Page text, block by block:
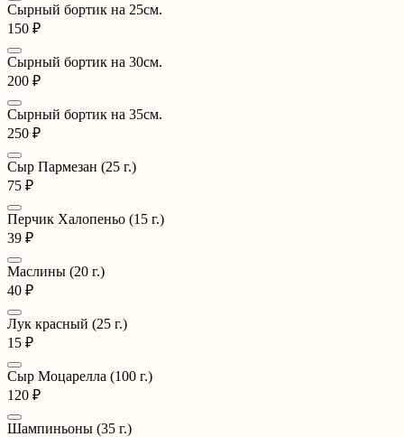
Сырный бортик на 25см.
150 ₽
Сырный бортик на 30см.
200 ₽
Сырный бортик на 35см.
250 ₽
Сыр Пармезан (25 г.)
75 ₽
Перчик Халопеньо (15 г.)
39 ₽
Маслины (20 г.)
40 ₽
Лук красный (25 г.)
15 ₽
Сыр Моцарелла (100 г.)
120 ₽
Шампиньоны (35 г.)